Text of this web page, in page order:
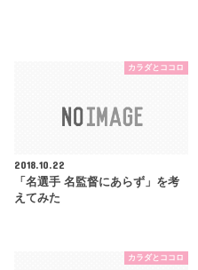
カラダとココロ
2018.10.22
「名選手 名監督にあらず」を考
えてみた
カラダとココロ